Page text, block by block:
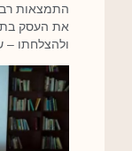
התמצאות
את העסק
ולהצלחתו